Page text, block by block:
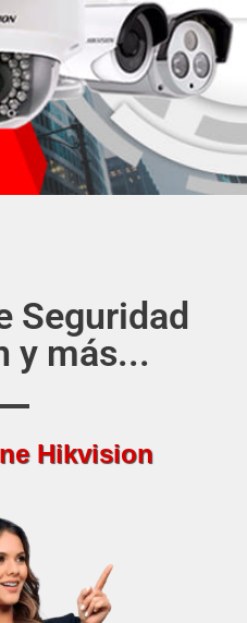
Seguridad
y más...
Hikvision